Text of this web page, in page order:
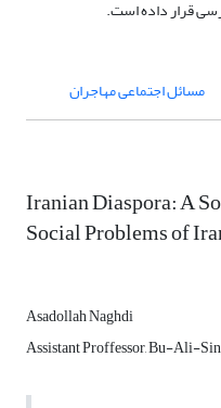
قرار داده است.
مسائل اجتماعی مهاجران
Iranian Diaspora: A
Social Problems of
Asadollah Naghdi
Assistant Proffessor, Bu-Ali-